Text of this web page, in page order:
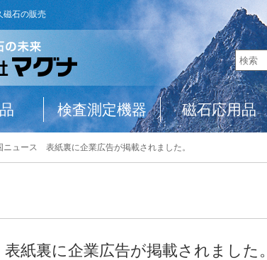
磁石の販売
検査測定機器 磁石応用品
ュース 表紙裏に企業広告が掲載されました。
裏に企業広告が掲載されました。